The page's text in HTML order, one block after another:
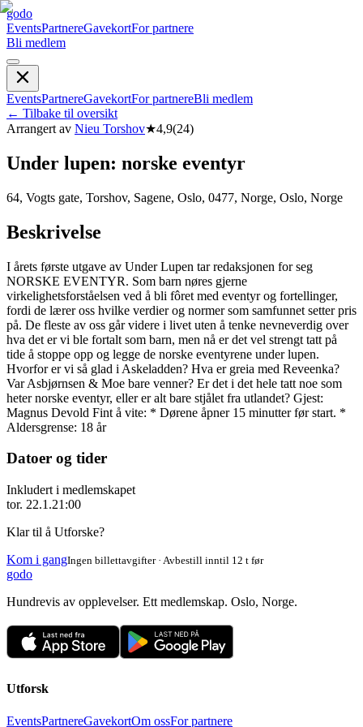
godo
EventsPartnereGavekortFor partnere
Bli medlem
EventsPartnereGavekortFor partnereBli medlem
← Tilbake til oversikt
Arrangert av Nieu Torshov★4,9(24)
Under lupen: norske eventyr
64, Vogts gate, Torshov, Sagene, Oslo, 0477, Norge, Oslo, Norge
Beskrivelse
I årets første utgave av Under Lupen tar redaksjonen for seg
NORSKE EVENTYR. Som barn nøres gjerne
virkelighetsforståelsen ved å bli fôret med eventyr og fortellinger,
fordi de lærer oss hvilke verdier og normer som samfunnet setter pris
på. De fleste av oss går videre i livet uten å tenke nevneverdig over
hva det er vi ble fortalt som barn, men nå er det vel strengt tatt på
tide å stoppe opp og legge de norske eventyrene under lupen.
Hvorfor er vi så glad i Askeladden? Hva er greia med Reveenka?
Var Asbjørnsen & Moe bare venner? Er det i det hele tatt noe som
heter norske eventyr, eller er alt bare stjålet fra utlandet? Gjest:
Magnus Devold Fint å vite: * Dørene åpner 15 minutter før start. *
Aldersgrense: 18 år
Datoer og tider
Inkludert i medlemskapet
tor. 22.1.21:00
Klar til å Utforske?
Kom i gangIngen billettavgifter · Avbestill inntil 12 t før
godo
Hundrevis av opplevelser. Ett medlemskap. Oslo, Norge.
Utforsk
EventsPartnereGavekortOm ossFor partnere